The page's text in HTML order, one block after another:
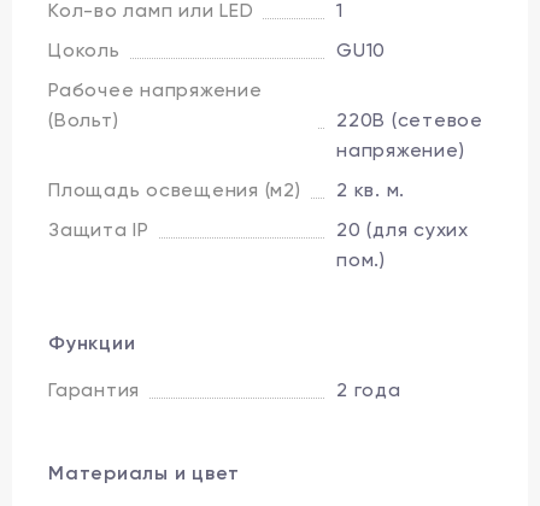
Кол-во ламп или LED
1
Цоколь
GU10
Рабочее напряжение
(Вольт)
220В (сетевое
напряжение)
Площадь освещения (м2)
2 кв. м.
Защита IP
20 (для сухих
пом.)
Функции
Гарантия 2 года
Материалы и цвет